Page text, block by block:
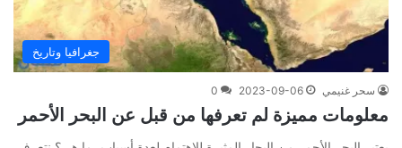
جغرافيا وتاريخ
سحر غنيمي 2023-09-06
0
معلومات مميزة لم تعرفها من قبل عن البحر الأحمر